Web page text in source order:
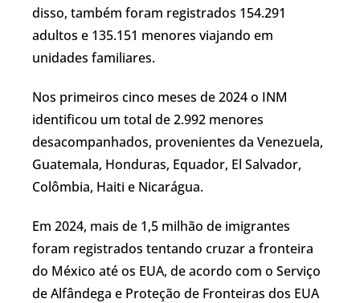
disso, também foram registrados 154.291
adultos e 135.151 menores viajando em
unidades familiares.
Nos primeiros cinco meses de 2024 o INM
identificou um total de 2.992 menores
desacompanhados, provenientes da Venezuela,
Guatemala, Honduras, Equador, El Salvador,
Colômbia, Haiti e Nicarágua.
Em 2024, mais de 1,5 milhão de imigrantes
foram registrados tentando cruzar a fronteira
do México até os EUA, de acordo com o Serviço
de Alfândega e Proteção de Fronteiras dos EUA